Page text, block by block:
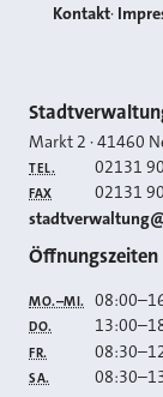
Kontakt
Kontakt
Markt 2 ·41460
TEL. 02131
FAX 02131
E-MAIL
Öffnungszeiten
MO.–MI. 08:00–
DO. 13:00–
FR. 08:30–
SA. 08:30–